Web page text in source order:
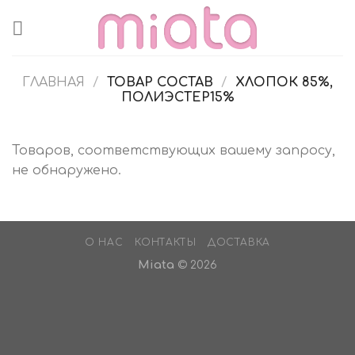
ГЛАВНАЯ / ТОВАР СОСТАВ /
ХЛОПОК 85%,
ПОЛИЭСТЕР15%
Товаров, соответствующих вашему запросу,
не обнаружено.
О НАС КОНТАКТЫ ДОСТАВКА
Miata © 2026